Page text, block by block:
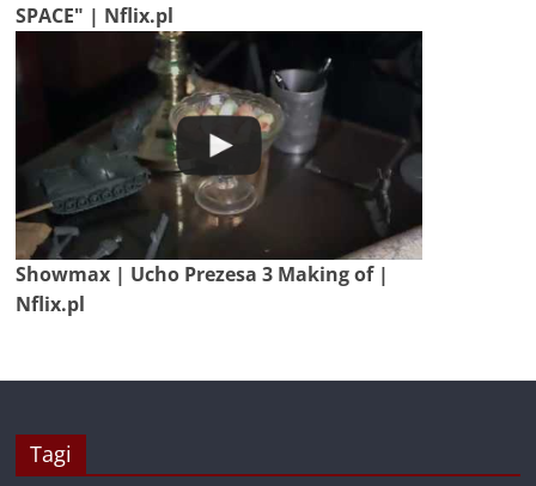
SPACE" | Nflix.pl
Showmax | Ucho Prezesa 3 Making of |
Nflix.pl
Tagi